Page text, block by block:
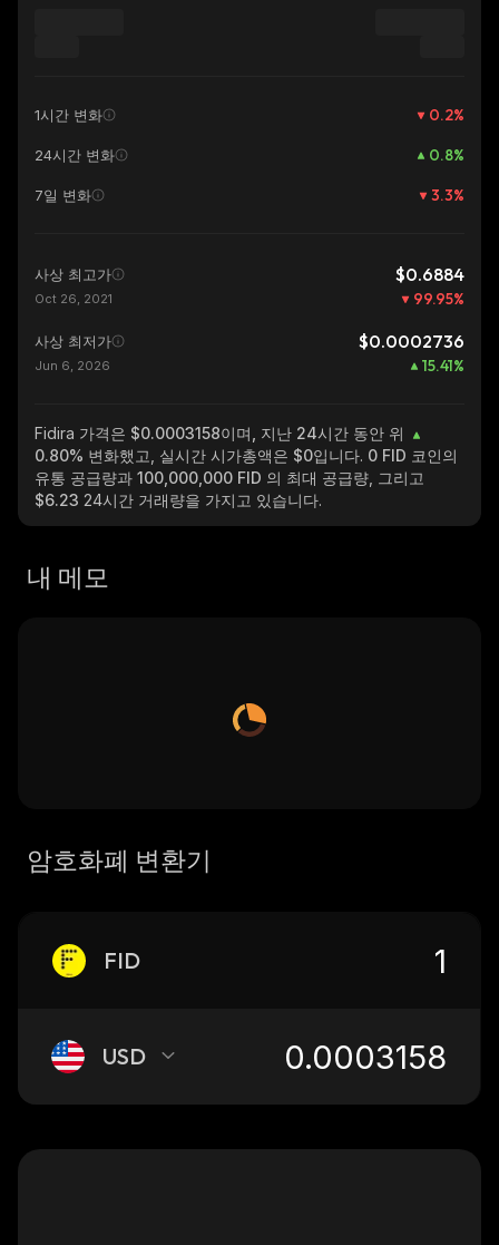
1시간 변화 0.2%
24시간 변화 0.8%
7일 변화 3.3%
사상 최고가 $0.6884
Oct 26, 2021 99.95%
사상 최저가 $0.0002736
Jun 6, 2026 15.41%
Fidira 가격은 $0.0003158이며, 지난 24시간 동안 위
0.80% 변화했고, 실시간 시가총액은 $0입니다. 0 FID 코인의
유통 공급량과 100,000,000 FID 의 최대 공급량, 그리고
$6.23 24시간 거래량을 가지고 있습니다.
내 메모
암호화폐 변환기
FID
USD